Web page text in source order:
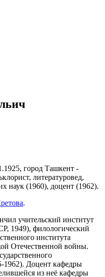
город Ташкент -
литературовед,
наук (1960), доцент (1962).
.
учительский институт
1949), филологический
института
Отечественной войны.
1962). Доцент кафедры
из неё кафедры